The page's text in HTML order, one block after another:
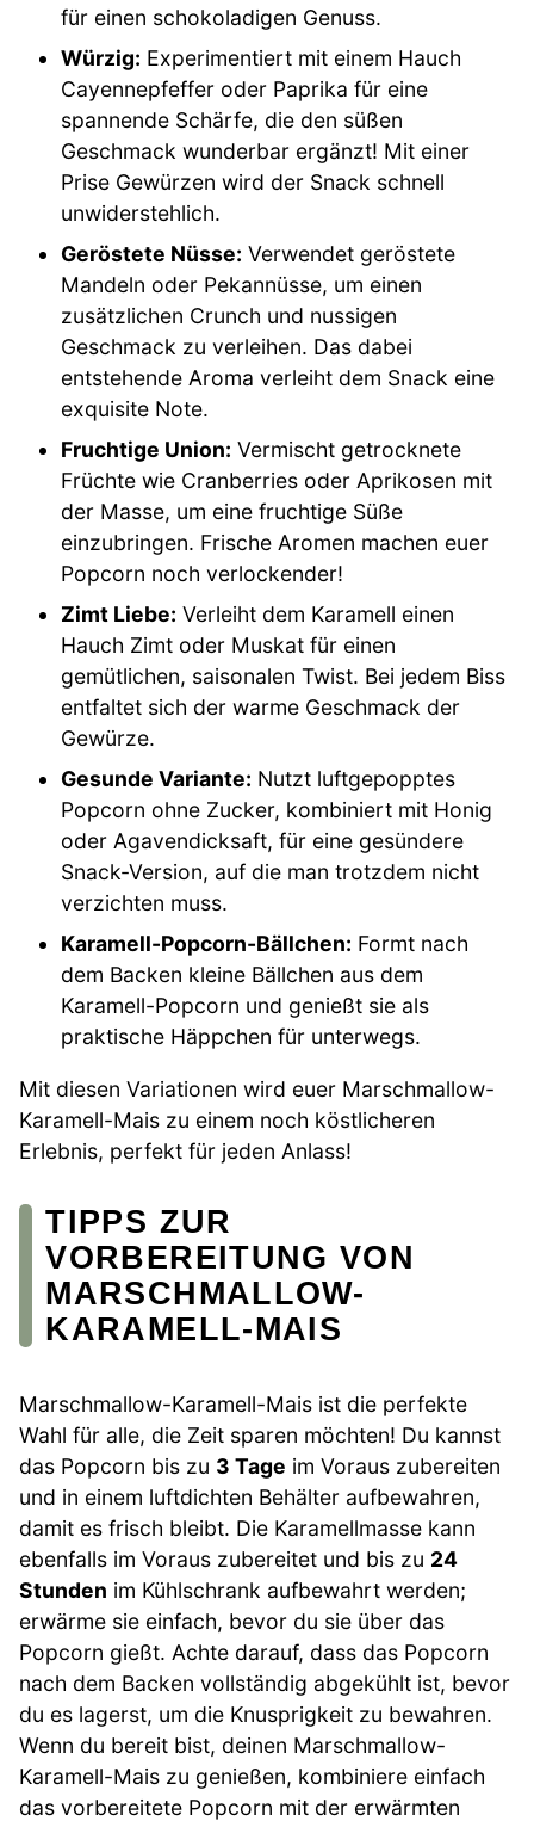
für einen schokoladigen Genuss.
Würzig: Experimentiert mit einem Hauch
Cayennepfeffer oder Paprika für eine
spannende Schärfe, die den süßen
Geschmack wunderbar ergänzt! Mit einer
Prise Gewürzen wird der Snack schnell
unwiderstehlich.
Geröstete Nüsse: Verwendet geröstete
Mandeln oder Pekannüsse, um einen
zusätzlichen Crunch und nussigen
Geschmack zu verleihen. Das dabei
entstehende Aroma verleiht dem Snack eine
exquisite Note.
Fruchtige Union: Vermischt getrocknete
Früchte wie Cranberries oder Aprikosen mit
der Masse, um eine fruchtige Süße
einzubringen. Frische Aromen machen euer
Popcorn noch verlockender!
Zimt Liebe: Verleiht dem Karamell einen
Hauch Zimt oder Muskat für einen
gemütlichen, saisonalen Twist. Bei jedem Biss
entfaltet sich der warme Geschmack der
Gewürze.
Gesunde Variante: Nutzt luftgepopptes
Popcorn ohne Zucker, kombiniert mit Honig
oder Agavendicksaft, für eine gesündere
Snack-Version, auf die man trotzdem nicht
verzichten muss.
Karamell-Popcorn-Bällchen: Formt nach
dem Backen kleine Bällchen aus dem
Karamell-Popcorn und genießt sie als
praktische Häppchen für unterwegs.
Mit diesen Variationen wird euer Marschmallow-
Karamell-Mais zu einem noch köstlicheren
Erlebnis, perfekt für jeden Anlass!
TIPPS ZUR
VORBEREITUNG VON
MARSCHMALLOW-
KARAMELL-MAIS
Marschmallow-Karamell-Mais ist die perfekte
Wahl für alle, die Zeit sparen möchten! Du kannst
das Popcorn bis zu 3 Tage im Voraus zubereiten
und in einem luftdichten Behälter aufbewahren,
damit es frisch bleibt. Die Karamellmasse kann
ebenfalls im Voraus zubereitet und bis zu 24
Stunden im Kühlschrank aufbewahrt werden;
erwärme sie einfach, bevor du sie über das
Popcorn gießt. Achte darauf, dass das Popcorn
nach dem Backen vollständig abgekühlt ist, bevor
du es lagerst, um die Knusprigkeit zu bewahren.
Wenn du bereit bist, deinen Marschmallow-
Karamell-Mais zu genießen, kombiniere einfach
das vorbereitete Popcorn mit der erwärmten